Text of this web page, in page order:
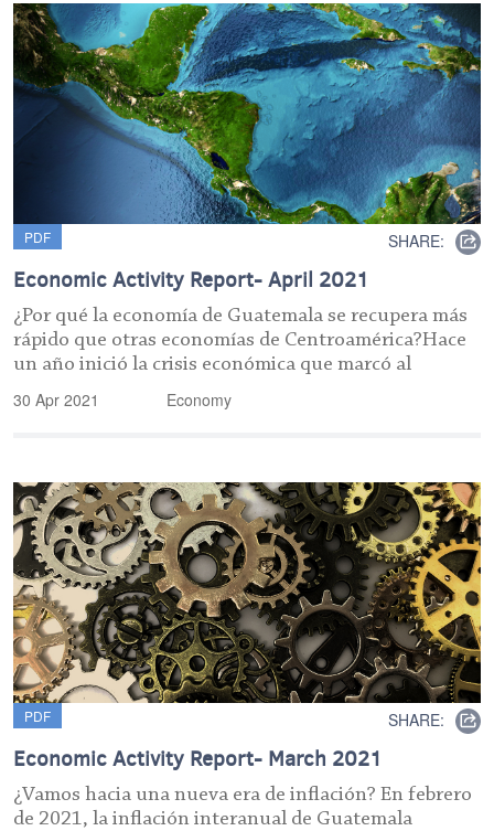
PDF SHARE:
Economic Activity Report- April 2021
¿Por qué la economía de Guatemala se recupera más
rápido que otras economías de Centroamérica?Hace
un año inició la crisis económica que marcó al
30 Apr 2021 Economy
PDF SHARE:
Economic Activity Report- March 2021
¿Vamos hacia una nueva era de inflación? En febrero
de 2021, la inflación interanual de Guatemala